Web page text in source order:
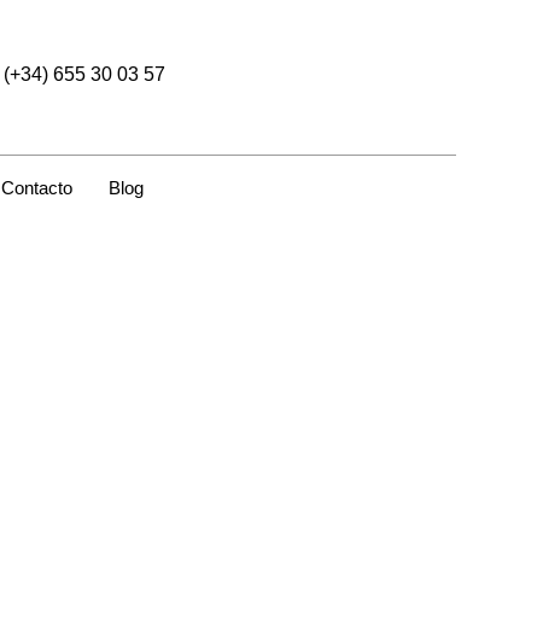
(+34) 655 30 03 57
Contacto Blog